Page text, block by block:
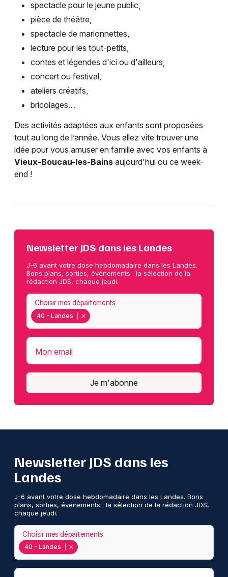
spectacle pour le jeune public,
pièce de théâtre,
spectacle de marionnettes,
lecture pour les tout-petits,
contes et légendes d'ici ou d'ailleurs,
concert ou festival,
ateliers créatifs,
bricolages…
Des activités adaptées aux enfants sont proposées
tout au long de l’année. Vous allez vite trouver une
idée pour vous amuser en famille avec vos enfants à
Vieux-Boucau-les-Bains aujourd'hui ou ce week-
end !
Newsletter JDS dans les Landes
J-6 avant votre dose hebdomadaire dans les Landes.
Bons plans, sorties, événements : la sélection de la
rédaction JDS, chaque jeudi.
40 - Landes
Choisir mes départements
Mon email
Je m'abonne
Newsletter JDS dans les
Landes
J-6 avant votre dose hebdomadaire dans les Landes. Bons
plans, sorties, événements : la sélection de la rédaction JDS,
chaque jeudi.
40 - Landes
Choisir mes départements